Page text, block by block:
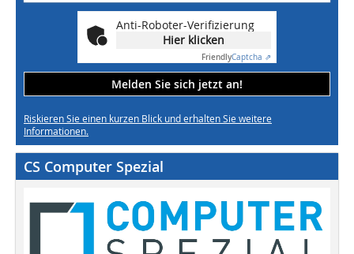
Anti-Roboter-Verifizierung
Hier klicken
FriendlyCaptcha ⇗
Melden Sie sich jetzt an!
Riskieren Sie einen kurzen Blick und erhalten Sie weitere
Informationen.
CS Computer Spezial